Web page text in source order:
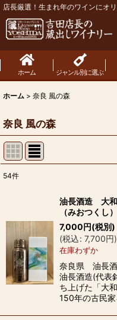
店長厳選！生まれ年のワインにオ
ホーム ジャンル別に選ぶ
ホーム > 奈良 風の森
奈良 風の森
並び順:
54件
油長酒造 大
（みおつく
7,000円(税別)
(税込: 7,700円)
在庫わずか
奈良県 油長
油長酒造(代表
ち上げた「大
150年の古民